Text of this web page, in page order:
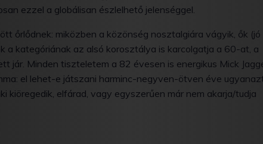
ezzel a globálisan észlelhető jelenséggel.
őrlődnek: miközben a közönség nosztalgiára vágyik, ők (jó
a kategóriának az alsó korosztálya is karcolgatja a 60-at, a
jár. Minden tiszteletem a 82 évesen is energikus Mick
el lehet-e játszani harminc-negyven-ötven éve
kiöregedik, elfárad, vagy egyszerűen már nem akarja/tudja